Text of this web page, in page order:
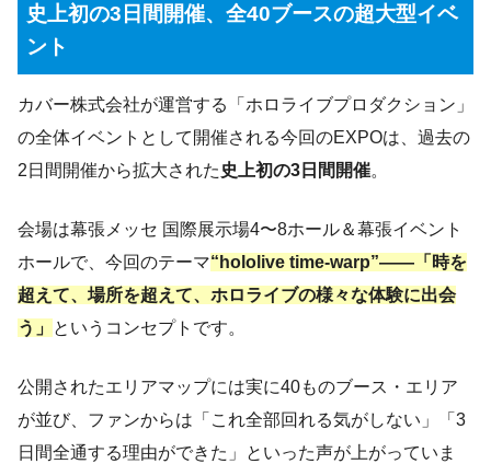
史上初の3日間開催、全40ブースの超大型イベ
ント
カバー株式会社が運営する「ホロライブプロダクション」
の全体イベントとして開催される今回のEXPOは、過去の
2日間開催から拡大された 史上初の3日間開催。
会場は幕張メッセ 国際展示場4〜8ホール＆幕張イベント
ホールで、今回のテーマ“hololive time-warp”——「時を
超えて、場所を超えて、ホロライブの様々な体験に出会
う」 というコンセプトです。
公開されたエリアマップには実に40ものブース・エリア
が並び、ファンからは「これ全部回れる気がしない」「3
日間全通する理由ができた」といった声が上がっていま